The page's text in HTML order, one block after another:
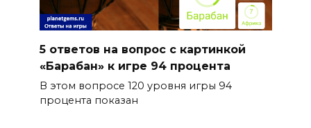
5 ответов на вопрос с картинкой
«Барабан» к игре 94 процента
В этом вопросе 120 уровня игры 94
процента показан